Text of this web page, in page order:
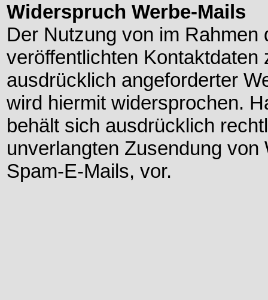
Widerspruch Werbe-Mails
Der Nutzung von im Rahmen
veröffentlichten
ausdrücklich angeforderter
wird hiermit widersprochen.
behält sich ausdrücklich
unverlangten Zusendung
Spam-E-Mails, vor.